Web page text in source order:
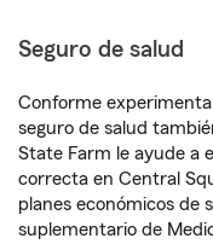
Seguro de salud
Conforme
seguro de salud
State Farm le ayude a
correcta en Central
planes económicos de
suplementario de